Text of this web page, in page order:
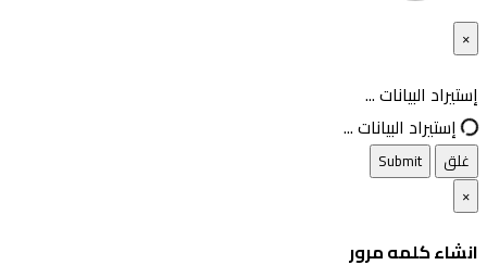
×
غلق
إستيراد البيانات ...
إستيراد البيانات ...
غلق
Submit
×
انشاء كلمه مرور